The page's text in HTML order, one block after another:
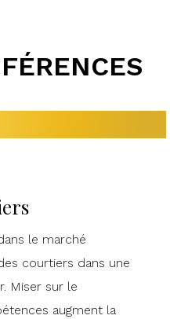
le marché
courtiers dans une
Miser sur le
augment la